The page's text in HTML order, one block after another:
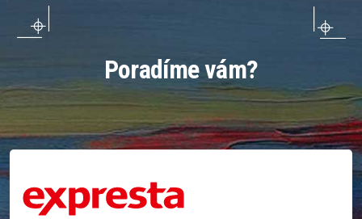
Poradíme vám?